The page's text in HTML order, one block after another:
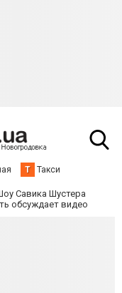
Т Такси
Савика Шустера
обсуждает видео